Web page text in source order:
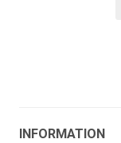
INFORMATION